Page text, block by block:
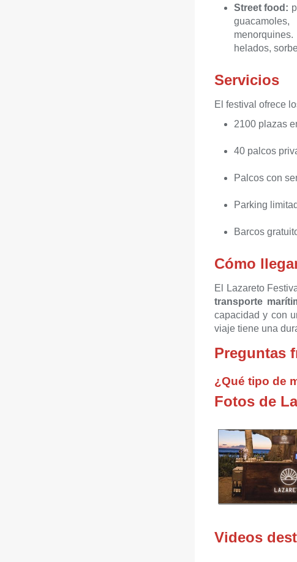
Street food:
helados,
Servicios
El festival ofrece
2100 plazas
40 palcos
Palcos con
Parking
Barcos
Cómo
El Lazareto
transporte
capacidad y con
viaje tiene una
Preguntas
¿Qué tipo de
Fotos de
Videos